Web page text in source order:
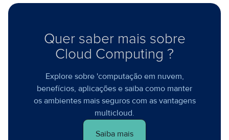
Quer saber mais sobre
Cloud Computing ?
Explore sobre 'computação em nuvem,
benefícios, aplicações e saiba como manter
os ambientes mais seguros com as vantagens
multicloud.
Saiba mais